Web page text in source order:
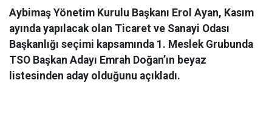
Aybimaş Yönetim Kurulu Başkanı Erol Ayan, Kasım
ayında yapılacak olan Ticaret ve Sanayi Odası
Başkanlığı seçimi kapsamında 1. Meslek Grubunda
TSO Başkan Adayı Emrah Doğan’ın beyaz
listesinden aday olduğunu açıkladı.